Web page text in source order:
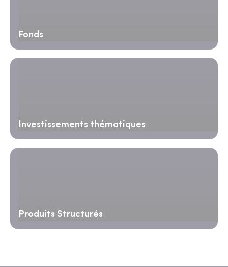
Fonds
Investissements thématiques
Produits Structurés